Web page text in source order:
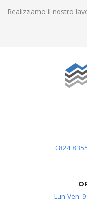
Realizziamo il nostro
0824
Lun-Ven: